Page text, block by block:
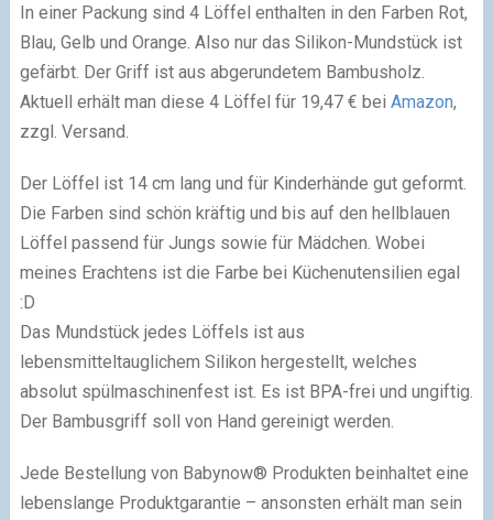
In einer Packung sind 4 Löffel enthalten in den Farben Rot,
Blau, Gelb und Orange. Also nur das Silikon-Mundstück ist
gefärbt. Der Griff ist aus abgerundetem Bambusholz.
Aktuell erhält man diese 4 Löffel für 19,47 € bei Amazon,
zzgl. Versand.
Der Löffel ist 14 cm lang und für Kinderhände gut geformt.
Die Farben sind schön kräftig und bis auf den hellblauen
Löffel passend für Jungs sowie für Mädchen. Wobei
meines Erachtens ist die Farbe bei Küchenutensilien egal
:D
Das Mundstück jedes Löffels ist aus
lebensmitteltauglichem Silikon hergestellt, welches
absolut spülmaschinenfest ist. Es ist BPA-frei und ungiftig.
Der Bambusgriff soll von Hand gereinigt werden.
Jede Bestellung von Babynow® Produkten beinhaltet eine
lebenslange Produktgarantie – ansonsten erhält man sein